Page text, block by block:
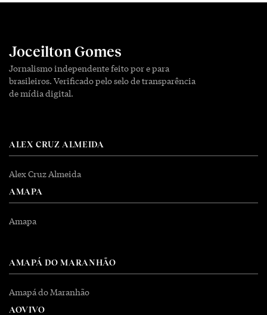
Joceilton Gomes
Jornalismo independente feito por e para
brasileiros. Verificado pelo selo de transparência
de mídia digital.
ALEX CRUZ ALMEIDA
Alex Cruz Almeida
AMAPA
Amapa
AMAPÁ DO MARANHÃO
Amapá do Maranhão
AOVIVO